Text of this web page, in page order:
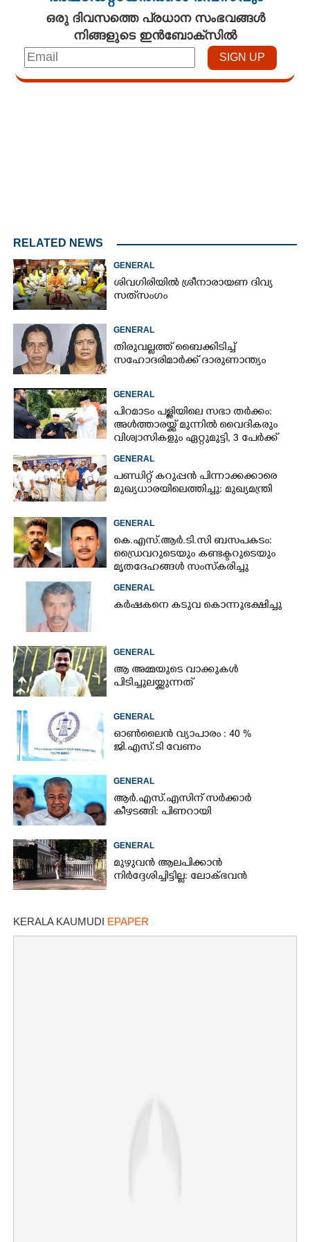
ഒരു ദിവസത്തെ പ്രധാന സംഭവങ്ങൾ
നിങ്ങളുടെ ഇൻബോക്സിൽ
RELATED NEWS
GENERAL
ശിവഗിരിയിൽ ശ്രീനാരായണ ദിവ്യ
സത്‌സംഗം
GENERAL
തിരുവല്ലത്ത് ബൈക്കിടിച്ച്
സഹോദരിമാർക്ക് ദാരുണാന്ത്യം
GENERAL
പിറമാടം പള്ളിയിലെ സഭാ തർക്കം:
അൾത്താരയ്ക്ക് മുന്നിൽ വൈദികരും
വിശ്വാസികളും ഏറ്റുമുട്ടി, 3 പേർക്ക്
GENERAL
പണ്ഡിറ്റ് കറുപ്പൻ പിന്നാക്കക്കാരെ
മുഖ്യധാരയിലെത്തിച്ചു: മുഖ്യമന്ത്രി
GENERAL
കെ.എസ്.ആർ.ടി.സി ബസപകടം:
ഡ്രെെവറുടെയും കണ്ടക്ടറുടെയും
മൃതദേഹങ്ങൾ സംസ്കരിച്ചു
GENERAL
കർഷകനെ കടുവ കൊന്നുഭക്ഷിച്ചു
GENERAL
ആ അമ്മയുടെ വാക്കുകൾ
പിടിച്ചുലയ്ക്കുന്നത്
GENERAL
ഓൺലൈൻ വ്യാപാരം : 40 %
ജി.എസ്.ടി വേണം
GENERAL
ആർ.എസ്.എസിന് സർക്കാർ
കീഴടങ്ങി: പിണറായി
GENERAL
മുഴുവൻ ആലപിക്കാൻ
നിർദ്ദേശിച്ചിട്ടില്ല: ലോക്ഭവൻ
KERALA KAUMUDI EPAPER